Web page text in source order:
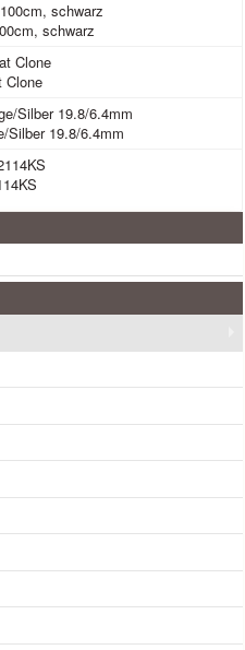
schwarz
Clone
Silber 19.8/6.4mm